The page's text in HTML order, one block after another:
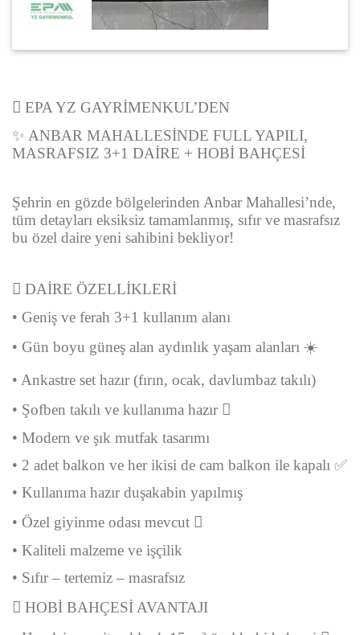
 EPA YZ GAYRİMENKUL’DEN
✨ ANBAR MAHALLESİNDE FULL YAPILI,
MASRAFSIZ 3+1 DAİRE + HOBİ BAHÇESİ
Şehrin en gözde bölgelerinden Anbar Mahallesi’nde,
tüm detayları eksiksiz tamamlanmış, sıfır ve masrafsız
bu özel daire yeni sahibini bekliyor!
 DAİRE ÖZELLİKLERİ
• Geniş ve ferah 3+1 kullanım alanı
• Gün boyu güneş alan aydınlık yaşam alanları ☀️
• Ankastre set hazır (fırın, ocak, davlumbaz takılı)
• Şofben takılı ve kullanıma hazır 
• Modern ve şık mutfak tasarımı
• 2 adet balkon ve her ikisi de cam balkon ile kapalı ✅
• Kullanıma hazır duşakabin yapılmış
• Özel giyinme odası mevcut 
• Kaliteli malzeme ve işçilik
• Sıfır – tertemiz – masrafsız
 HOBİ BAHÇESİ AVANTAJI